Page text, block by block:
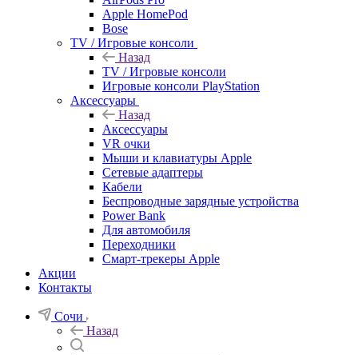
Apple HomePod
Bose
TV / Игровые консоли
Назад
TV / Игровые консоли
Игровые консоли PlayStation
Аксессуары
Назад
Аксессуары
VR очки
Мыши и клавиатуры Apple
Сетевые адаптеры
Кабели
Беспроводные зарядные устройства
Power Bank
Для автомобиля
Переходники
Смарт-трекеры Apple
Акции
Контакты
Сочи
Назад